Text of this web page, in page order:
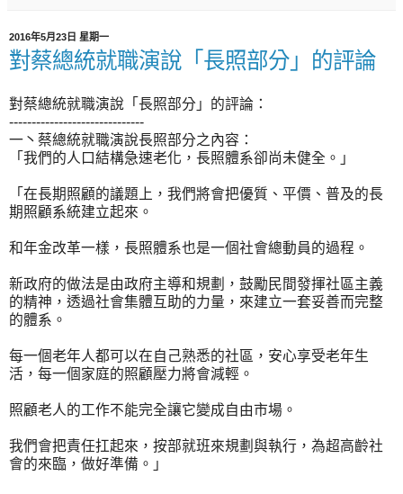
2016年5月23日 星期一
對蔡總統就職演說「長照部分」的評論
對蔡總統就職演說「長照部分」的評論：
------------------------------
一丶蔡總統就職演說長照部分之內容：
「我們的人口結構急速老化，長照體系卻尚未健全。」
「在長期照顧的議題上，我們將會把優質、平價、普及的長
期照顧系統建立起來。
和年金改革一樣，長照體系也是一個社會總動員的過程。
新政府的做法是由政府主導和規劃，鼓勵民間發揮社區主義
的精神，透過社會集體互助的力量，來建立一套妥善而完整
的體系。
每一個老年人都可以在自己熟悉的社區，安心享受老年生
活，每一個家庭的照顧壓力將會減輕。
照顧老人的工作不能完全讓它變成自由市場。
我們會把責任扛起來，按部就班來規劃與執行，為超高齡社
會的來臨，做好準備。」